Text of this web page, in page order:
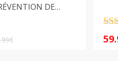
DE
VITALE
€
sur